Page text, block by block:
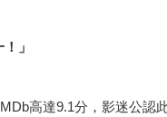
」
高達9.1分，影迷公認